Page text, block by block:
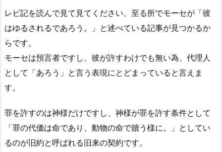
レビ記を読んで見て見てください、至る所でモーセが「彼
はゆるされるであろう。」と述べている記事が見つかるか
らです。
モーセは預言者ですし、彼が許すわけでも無い為、代理人
として「あろう」と言う表現にとどまっていると言えま
す。
罪を許すのは神様だけですし、神様が罪を許す条件として
「罪の代価は命であり、動物の命で贖う様に。」としてい
るのが旧約と呼ばれる旧来の契約です。